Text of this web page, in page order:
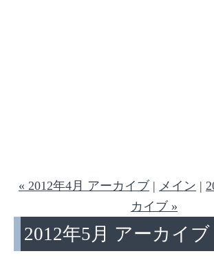
« 2012年4月 アーカイブ | メイン |
カイブ »
2012年5月 アーカイブ